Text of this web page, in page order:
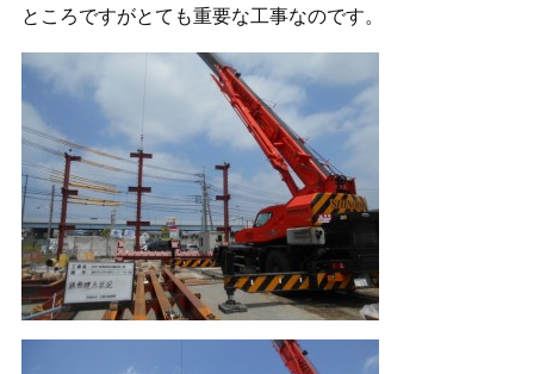
ところですがとても重要な工事なのです。